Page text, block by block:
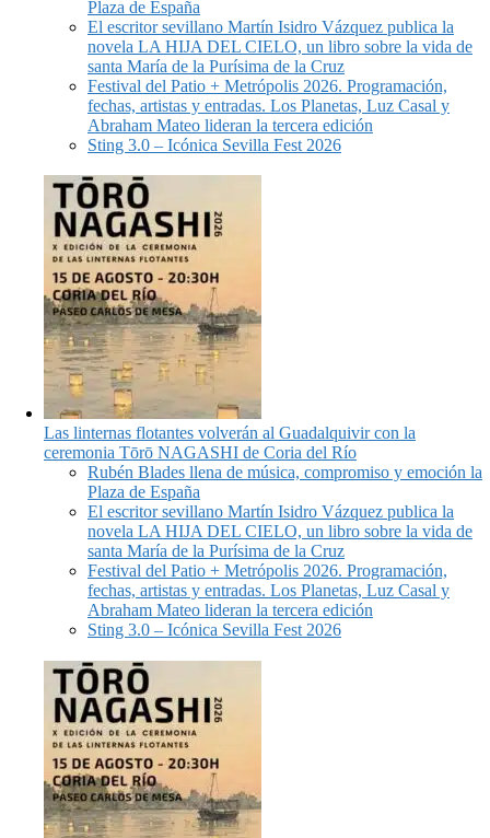
Plaza de España
El escritor sevillano Martín Isidro Vázquez publica la
novela LA HIJA DEL CIELO, un libro sobre la vida de
santa María de la Purísima de la Cruz
Festival del Patio + Metrópolis 2026. Programación,
fechas, artistas y entradas. Los Planetas, Luz Casal y
Abraham Mateo lideran la tercera edición
Sting 3.0 – Icónica Sevilla Fest 2026
Las linternas flotantes volverán al Guadalquivir con la
ceremonia Tōrō NAGASHI de Coria del Río
Rubén Blades llena de música, compromiso y emoción la
Plaza de España
El escritor sevillano Martín Isidro Vázquez publica la
novela LA HIJA DEL CIELO, un libro sobre la vida de
santa María de la Purísima de la Cruz
Festival del Patio + Metrópolis 2026. Programación,
fechas, artistas y entradas. Los Planetas, Luz Casal y
Abraham Mateo lideran la tercera edición
Sting 3.0 – Icónica Sevilla Fest 2026